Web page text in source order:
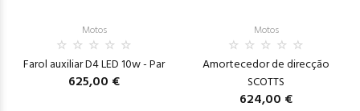
Motos
Farol auxiliar D4 LED 10w - Par
625,00 €
Motos
Amortecedor de direcção
SCOTTS
624,00 €